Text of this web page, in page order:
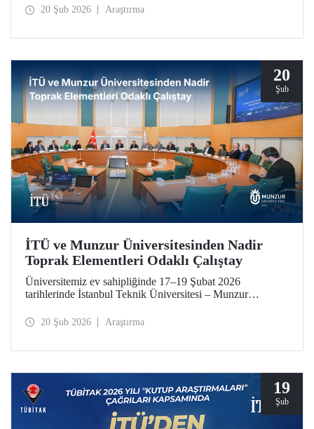
konferansında sunduğu bildiri, “Karmaşık Sistemlerde
20 Şub 2026 Araştırma
20
Şub
İTÜ ve Munzur Üniversitesinden Nadir
Toprak Elementleri Odaklı Çalıştay
Üniversitemiz ev sahipliğinde 17–19 Şubat 2026
tarihlerinde İstanbul Teknik Üniversitesi – Munzur
düzenlendi. Her iki üniversiteden akademisyenler çalıştaya
20 Şub 2026 Araştırma
19
Şub